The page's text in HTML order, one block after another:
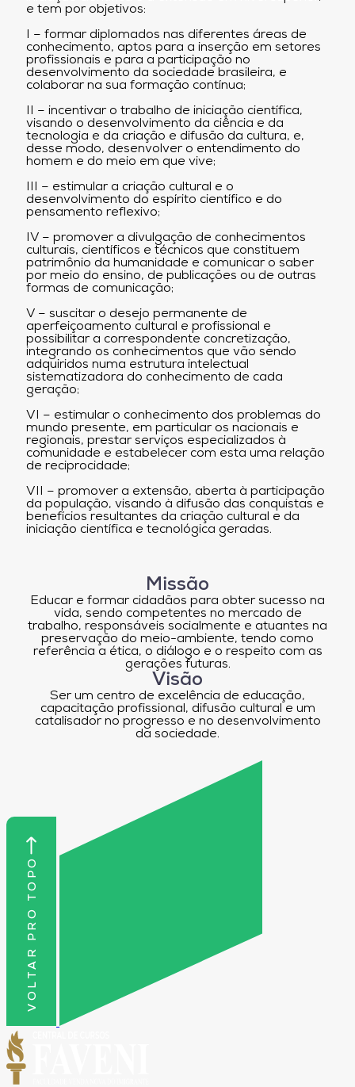
e tem por objetivos:
I – formar diplomados nas diferentes áreas de
conhecimento, aptos para a inserção em setores
profissionais e para a participação no
desenvolvimento da sociedade brasileira, e
colaborar na sua formação contínua;
II – incentivar o trabalho de iniciação científica,
visando o desenvolvimento da ciência e da
tecnologia e da criação e difusão da cultura, e,
desse modo, desenvolver o entendimento do
homem e do meio em que vive;
III – estimular a criação cultural e o
desenvolvimento do espírito científico e do
pensamento reflexivo;
IV – promover a divulgação de conhecimentos
culturais, científicos e técnicos que constituem
patrimônio da humanidade e comunicar o saber
por meio do ensino, de publicações ou de outras
formas de comunicação;
V – suscitar o desejo permanente de
aperfeiçoamento cultural e profissional e
possibilitar a correspondente concretização,
integrando os conhecimentos que vão sendo
adquiridos numa estrutura intelectual
sistematizadora do conhecimento de cada
geração;
VI – estimular o conhecimento dos problemas do
mundo presente, em particular os nacionais e
regionais, prestar serviços especializados à
comunidade e estabelecer com esta uma relação
de reciprocidade;
VII – promover a extensão, aberta à participação
da população, visando à difusão das conquistas e
benefícios resultantes da criação cultural e da
iniciação científica e tecnológica geradas.
Missão
Educar e formar cidadãos para obter sucesso na
vida, sendo competentes no mercado de
trabalho, responsáveis socialmente e atuantes na
preservação do meio-ambiente, tendo como
referência a ética, o diálogo e o respeito com as
gerações futuras.
Visão
Ser um centro de excelência de educação,
capacitação profissional, difusão cultural e um
catalisador no progresso e no desenvolvimento
da sociedade.
VOLTAR PRO TOPO